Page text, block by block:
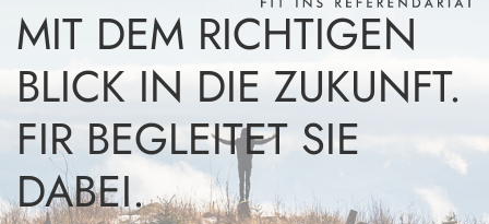
MIT DEM RICHTIGEN
BLICK IN DIE ZUKUNFT.
FIR BEGLEITET SIE
DABEI.